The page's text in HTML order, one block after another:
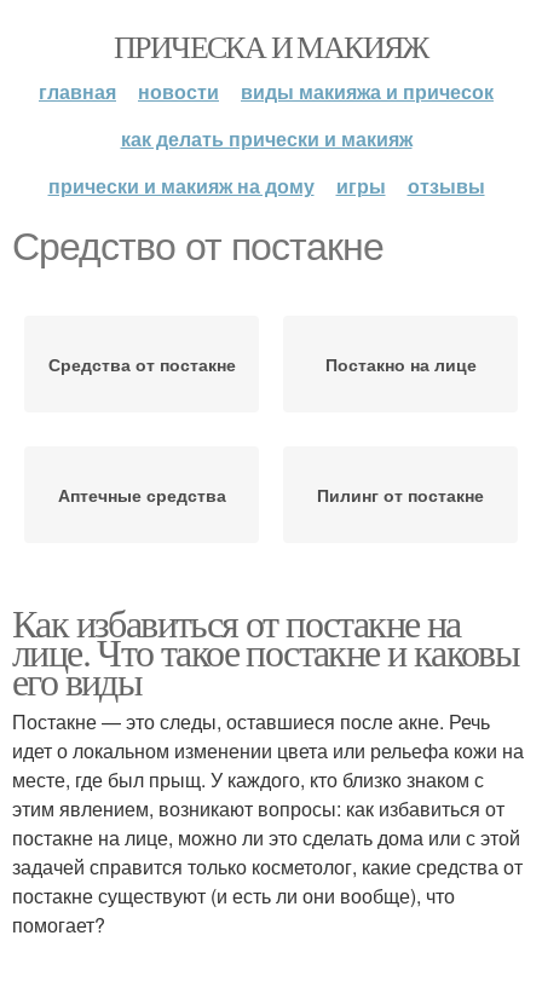
ПРИЧЕСКА И МАКИЯЖ
главная новости
виды макияжа и причесок
как делать прически и макияж
прически и макияж на дому
игры отзывы
Средство от постакне
Средства от постакне Постакно на лице
Аптечные средства Пилинг от постакне
Как избавиться от постакне на
лице. Что такое постакне и каковы
его виды
Постакне — это следы, оставшиеся после акне. Речь
идет о локальном изменении цвета или рельефа кожи на
месте, где был прыщ. У каждого, кто близко знаком с
этим явлением, возникают вопросы: как избавиться от
постакне на лице, можно ли это сделать дома или с этой
задачей справится только косметолог, какие средства от
постакне существуют (и есть ли они вообще), что
помогает?